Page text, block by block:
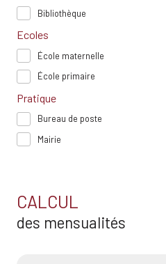
Bibliothèque
Ecoles
École maternelle
École primaire
Pratique
Bureau de poste
Mairie
CALCUL
des mensualités